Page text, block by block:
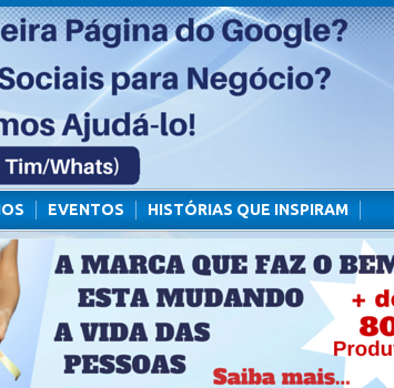
EVENTOS HISTÓRIAS QUE INSPIRAM